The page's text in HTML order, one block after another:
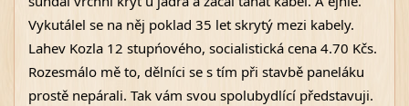
Vykutálel se na něj poklad 35 let skrytý mezi kabely.
Lahev Kozla 12 stupńového, socialistická cena 4.70 Kčs.
Rozesmálo mě to, dělníci se s tím při stavbě paneláku
prostě nepárali. Tak vám svou spolubydlící představuji.